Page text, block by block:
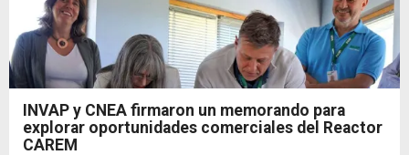
INVAP y CNEA firmaron un memorando para
explorar oportunidades comerciales del Reactor
CAREM